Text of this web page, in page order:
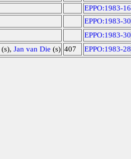
EPPO:1983-16
EPPO:1983-30
EPPO:1983-30
(s), Jan van Die (s) 407 EPPO:1983-28